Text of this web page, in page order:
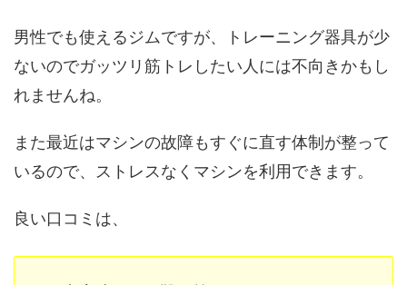
男性でも使えるジムですが、トレーニング器具が少
ないのでガッツリ筋トレしたい人には不向きかもし
れませんね。
また最近はマシンの故障もすぐに直す体制が整って
いるので、ストレスなくマシンを利用できます。
良い口コミは、